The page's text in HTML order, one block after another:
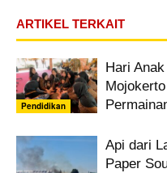
ARTIKEL TERKAIT
Pendidikan
Hari
Api dari
Paper